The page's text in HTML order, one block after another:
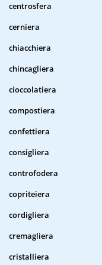
centrosfera
cerniera
chiacchiera
chincagliera
cioccolatiera
compostiera
confettiera
consigliera
controfodera
copriteiera
cordigliera
cremagliera
cristalliera